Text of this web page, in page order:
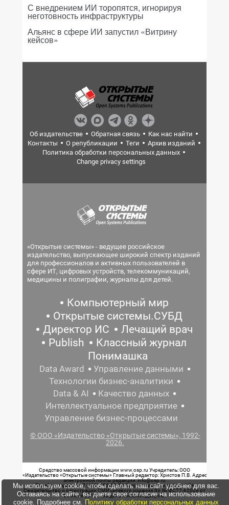
С внедрением ИИ торопятся, игнорируя
неготовность инфраструктуры
Альянс в сфере ИИ запустил «Витрину
кейсов»
Об издательстве Обратная связь
Как нас найти
Контакты
О републикации Теги
Архив изданий
Политика обработки персональных данных
Change privacy settings
«Открытые системы» - ведущее российское
издательство, выпускающее широкий спектр изданий
для профессионалов и активных пользователей в
сфере ИТ, цифровых устройств, телекоммуникаций,
медицины и полиграфии, журналы для детей.
Компьютерный мир
Открытые системы.СУБД
Директор ИС
Лечащий врач
Publish
Классный журнал
Понимашка
Data Award
Управление данными
Технологии бизнес-аналитики
Data & AI
Качество данных
Интеллектуальное предприятие
Управление бизнес-процессами
© ООО «Издательство «Открытые системы», 1992-
2026.
Средство массовой информации www.osp.ru Учредитель: ООО
«Издательство «Открытые системы» Главный редактор: Христов П.В. Адрес
электронной почты редакции: info@osp.ru
Телефон редакции: 7 (499) 703-18-54 Возрастная маркировка: 12+
Свидетельство о регистрации СМИ сетевого издания Эл.№ ФС77-62008 от
05 июня 2015 г. выдано Роскомнадзором.
Мы используем cookie, чтобы сделать наш сайт удобнее для вас.
Оставаясь на сайте, вы даете свое согласие на использование
cookie. Подробнее см. Политику обработки персональных данных